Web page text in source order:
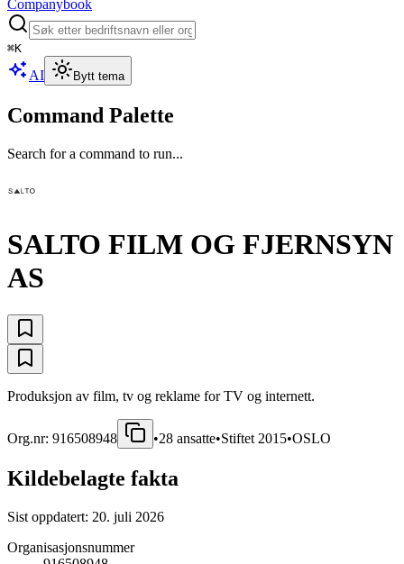
Companybook
⌘K
AI Bytt tema
Command Palette
Search for a command to run...
SALTO FILM OG FJERNSYN
AS
Produksjon av film, tv og reklame for TV og internett.
Org.nr: 916508948 •28 ansatte•Stiftet 2015•OSLO
Kildebelagte fakta
Sist oppdatert: 20. juli 2026
Organisasjonsnummer